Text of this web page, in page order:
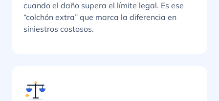
cuando el daño supera el límite legal. Es ese
“colchón extra” que marca la diferencia en
siniestros costosos.